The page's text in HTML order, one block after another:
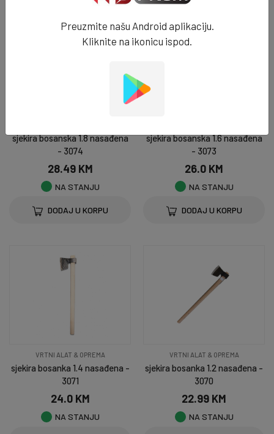
sjekira bosanska 1.8 nasađena
- 3074
28.49 KM
NA STANJU
DODAJ U KORPU
sjekira bosanska 1.6 nasađena
- 3073
26.0 KM
NA STANJU
DODAJ U KORPU
VRTNI ALAT & OPREMA
sjekira bosanka 1.4 nasađena -
3071
24.0 KM
NA STANJU
VRTNI ALAT & OPREMA
sjekira bosanka 1.2 nasađena -
3070
22.99 KM
NA STANJU
Preuzmite našu Android aplikaciju.
Kliknite na ikonicu ispod.